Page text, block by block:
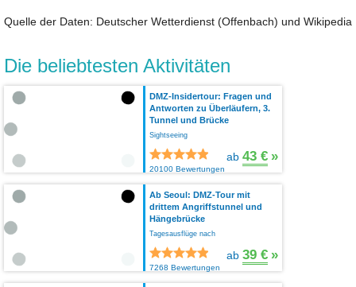
Quelle der Daten: Deutscher Wetterdienst (Offenbach) und Wikipedia
Die beliebtesten Aktivitäten
DMZ-Insidertour: Fragen und
Antworten zu Überläufern, 3.
Tunnel und Brücke
Sightseeing
20100 Bewertungen
ab 43 € »
Ab Seoul: DMZ-Tour mit
drittem Angriffstunnel und
Hängebrücke
Tagesausflüge nach
7268 Bewertungen
ab 39 € »